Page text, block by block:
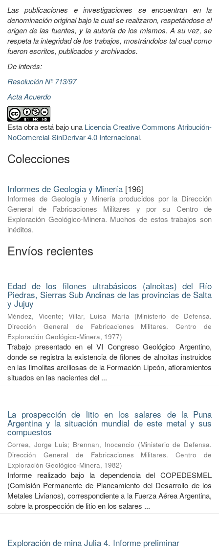
Las publicaciones e investigaciones se encuentran en la
denominación original bajo la cual se realizaron, respetándose el
origen de las fuentes, y la autoría de los mismos. A su vez, se
respeta la integridad de los trabajos, mostrándolos tal cual como
fueron escritos, publicados y archivados.
De interés:
Resolución Nº 713/97
Acta Acuerdo
Esta obra está bajo una Licencia Creative Commons Atribución-
NoComercial-SinDerivar 4.0 Internacional.
Colecciones
Informes de Geología y Minería [196]
Informes de Geología y Minería producidos por la Dirección
General de Fabricaciones Militares y por su Centro de
Exploración Geológico-Minera. Muchos de estos trabajos son
inéditos.
Envíos recientes
Edad de los filones ultrabásicos (alnoitas) del Río
Piedras, Sierras Sub Andinas de las provincias de Salta
y Jujuy
Méndez, Vicente;Villar, Luisa María (Ministerio de Defensa.
Dirección General de Fabricaciones Militares. Centro de
Exploración Geológico-Minera, 1977)
Trabajo presentado en el VI Congreso Geológico Argentino,
donde se registra la existencia de filones de alnoitas instruidos
en las limolitas arcillosas de la Formación Lipeón, afloramientos
situados en las nacientes del ...
La prospección de litio en los salares de la Puna
Argentina y la situación mundial de este metal y sus
compuestos
Correa, Jorge Luis; Brennan, Inocencio (Ministerio de Defensa.
Dirección General de Fabricaciones Militares. Centro de
Exploración Geológico-Minera, 1982)
Informe realizado bajo la dependencia del COPEDESMEL
(Comisión Permanente de Planeamiento del Desarrollo de los
Metales Livianos), correspondiente a la Fuerza Aérea Argentina,
sobre la prospección de litio en los salares ...
Exploración de mina Julia 4. Informe preliminar